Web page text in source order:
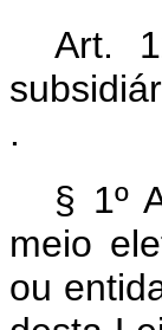
Art.
.
§ 1º
meio
ou